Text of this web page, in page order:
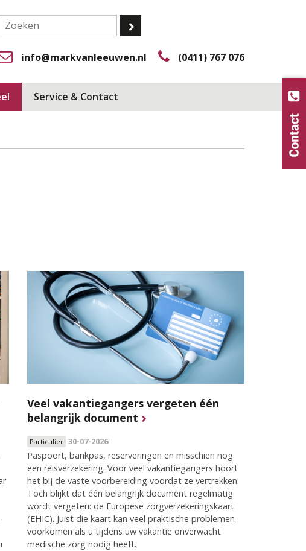
info@markvanleeuwen.nl (0411) 767 076
Service & Contact
Veel vakantiegangers vergeten één
belangrijk document
Particulier 30-07-2026
Paspoort, bankpas, reserveringen en misschien nog
een reisverzekering. Voor veel vakantiegangers hoort
het bij de vaste voorbereiding voordat ze vertrekken.
Toch blijkt dat één belangrijk document regelmatig
wordt vergeten: de Europese zorgverzekeringskaart
(EHIC). Juist die kaart kan veel praktische problemen
voorkomen als u tijdens uw vakantie onverwacht
medische zorg nodig heeft.